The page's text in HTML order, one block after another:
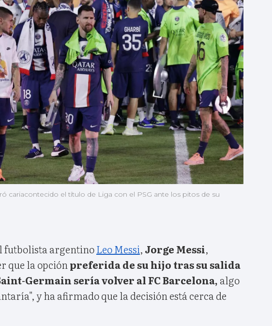
cariacontecido el título de Liga con el PSG ante los pitos de su
futbolista argentinoLeo Messi, Jorge Messi,
que la opción preferida de su hijo tras su salida
Germain sería volver al FC Barcelona, algo
y ha afirmado que la decisión está cerca de